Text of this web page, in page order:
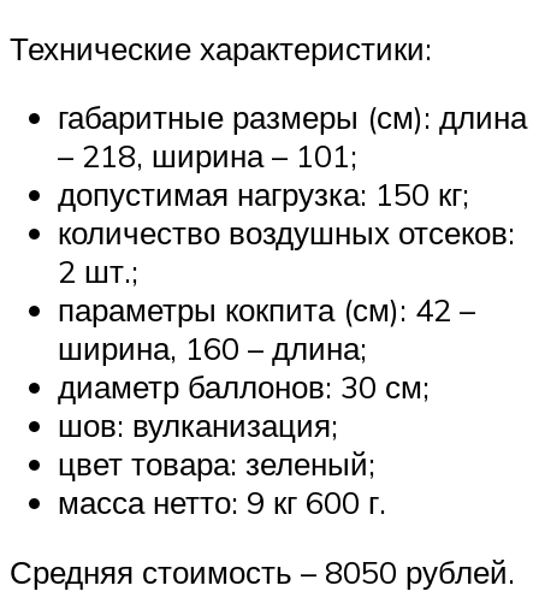
Технические характеристики:
габаритные размеры (см): длина
– 218, ширина – 101;
допустимая нагрузка: 150 кг;
количество воздушных отсеков:
2 шт.;
параметры кокпита (см): 42 –
ширина, 160 – длина;
диаметр баллонов: 30 см;
шов: вулканизация;
цвет товара: зеленый;
масса нетто: 9 кг 600 г.
Средняя стоимость – 8050 рублей.